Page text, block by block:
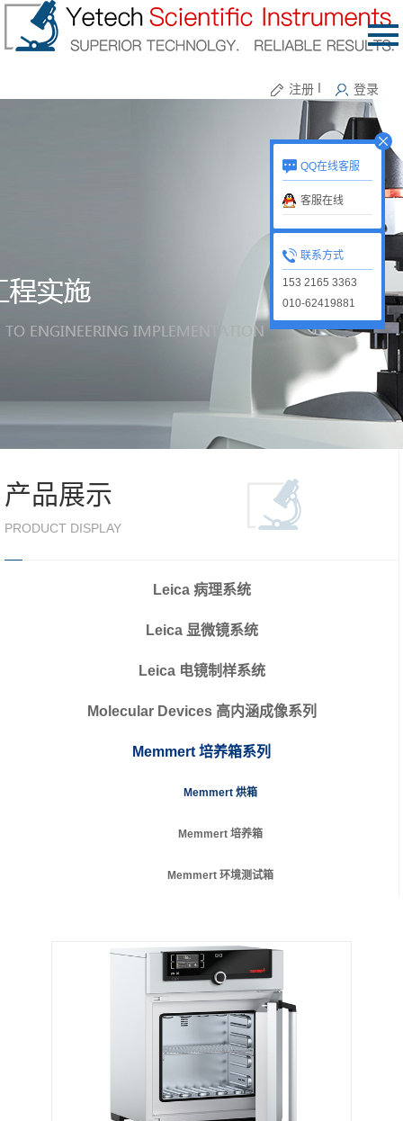
注册 登录
QQ在线客服
客服在线
联系方式
153 2165 3363
010-62419881
产品展示
PRODUCT DISPLAY
Leica 病理系统
Leica 显微镜系统
Leica 电镜制样系统
Molecular Devices 高内涵成像系列
Memmert 培养箱系列
Memmert 烘箱
Memmert 培养箱
Memmert 环境测试箱